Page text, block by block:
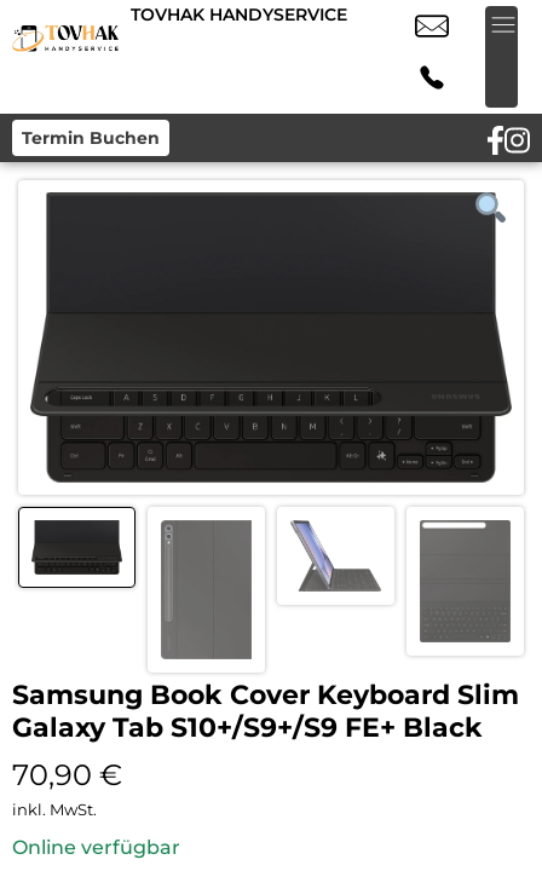
TOVHAK HANDYSERVICE
Termin Buchen
Samsung Book Cover Keyboard Slim
Galaxy Tab S10+/S9+/S9 FE+ Black
70,90 €
inkl. MwSt.
Online verfügbar